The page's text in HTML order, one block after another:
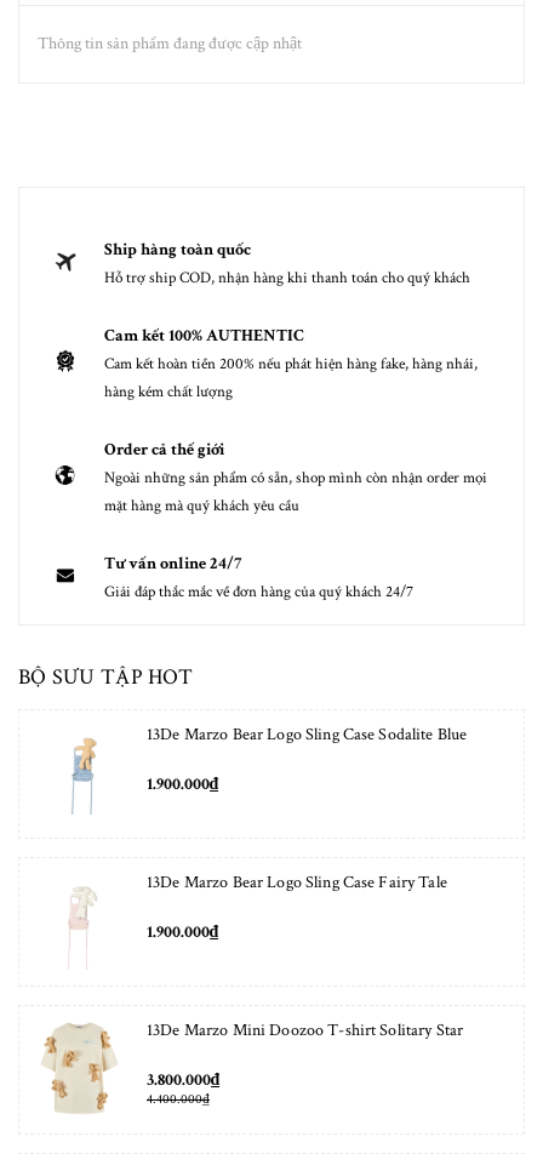
Thông tin sản phẩm đang được cập nhật
Ship hàng toàn quốc
Hỗ trợ ship COD, nhận hàng khi thanh toán cho quý khách
Cam kết 100% AUTHENTIC
Cam kết hoàn tiền 200% nếu phát hiện hàng fake, hàng nhái,
hàng kém chất lượng
Order cả thế giới
Ngoài những sản phẩm có sẵn, shop mình còn nhận order mọi
mặt hàng mà quý khách yêu cầu
Tư vấn online 24/7
Giải đáp thắc mắc về đơn hàng của quý khách 24/7
BỘ SƯU TẬP HOT
13De Marzo Bear Logo Sling Case Sodalite Blue
1.900.000₫
13De Marzo Bear Logo Sling Case Fairy Tale
1.900.000₫
13De Marzo Mini Doozoo T-shirt Solitary Star
3.800.000₫
4.400.000₫